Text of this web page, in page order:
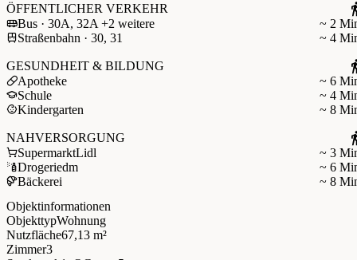
ÖFFENTLICHER VERKEHR
Bus · 30A, 32A +2 weitere
~ 2
Straßenbahn · 30, 31
~ 4
GESUNDHEIT & BILDUNG
Apotheke
~ 6
Schule
~ 4
Kindergarten
~ 8
NAHVERSORGUNG
SupermarktLidl
~ 3
Drogeriedm
~ 6
Bäckerei
~ 8
Objektinformationen
ObjekttypWohnung
Nutzfläche67,13 m²
Zimmer3